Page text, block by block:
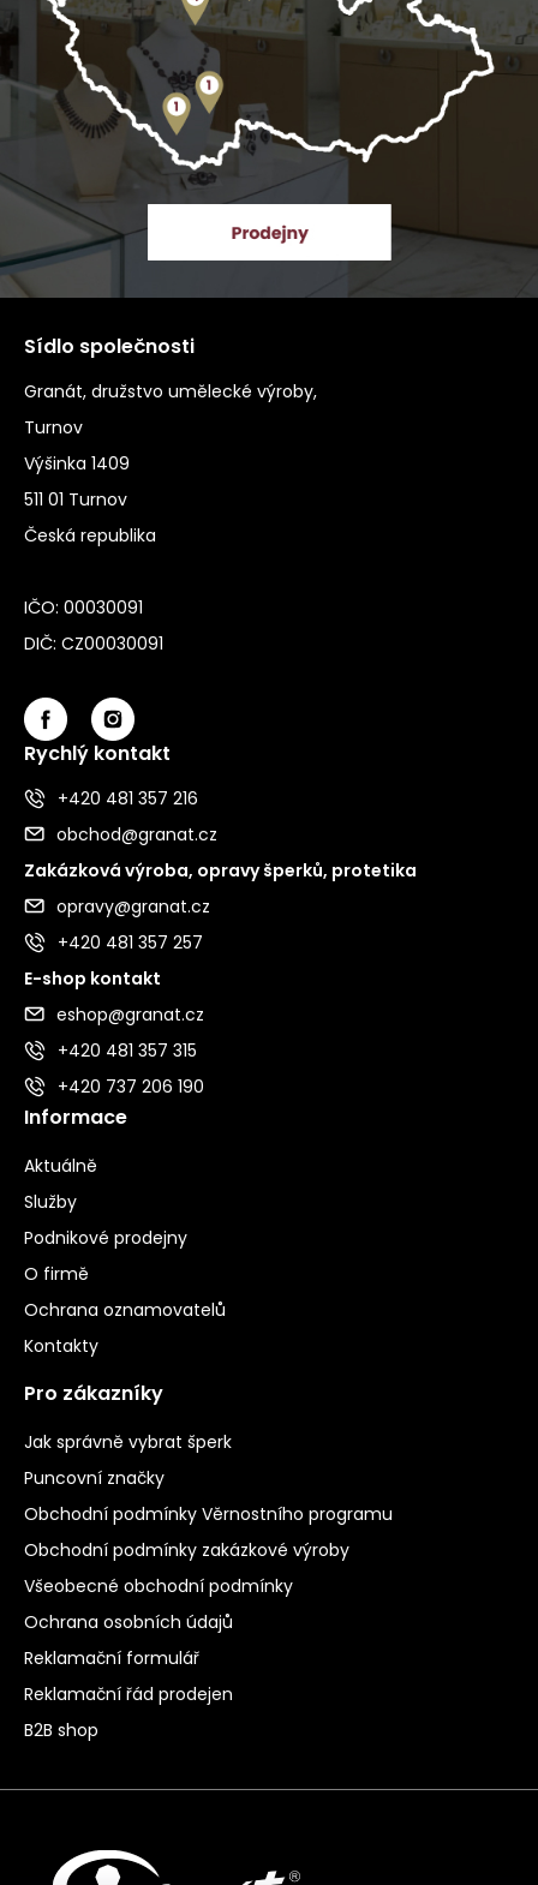
Sídlo společnosti
Granát, družstvo umělecké výroby,
Turnov
Výšinka 1409
511 01 Turnov
Česká republika
IČO: 00030091
DIČ: CZ00030091
Rychlý kontakt
+420 481 357 216
obchod@granat.cz
Zakázková výroba, opravy šperků, protetika
opravy@granat.cz
+420 481 357 257
E-shop kontakt
eshop@granat.cz
+420 481 357 315
+420 737 206 190
Informace
Aktuálně
Služby
Podnikové prodejny
O firmě
Ochrana oznamovatelů
Kontakty
Pro zákazníky
Jak správně vybrat šperk
Puncovní značky
Obchodní podmínky Věrnostního programu
Obchodní podmínky zakázkové výroby
Všeobecné obchodní podmínky
Ochrana osobních údajů
Reklamační formulář
Reklamační řád prodejen
B2B shop